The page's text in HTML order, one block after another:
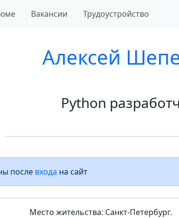
Вакансии Трудоустройство
Алексей
Python
после входа на сайт
Место жительства: Санкт-Петербург.